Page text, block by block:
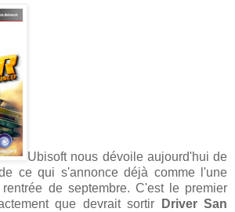
Ubisoft nous dévoile aujourd'hui de
ce qui s'annonce déjà comme l'une
de septembre. C'est le premier
que devrait sortir
Driver San